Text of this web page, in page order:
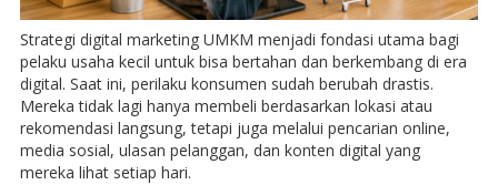
Strategi digital marketing UMKM menjadi fondasi utama bagi
pelaku usaha kecil untuk bisa bertahan dan berkembang di era
digital. Saat ini, perilaku konsumen sudah berubah drastis.
Mereka tidak lagi hanya membeli berdasarkan lokasi atau
rekomendasi langsung, tetapi juga melalui pencarian online,
media sosial, ulasan pelanggan, dan konten digital yang
mereka lihat setiap hari.